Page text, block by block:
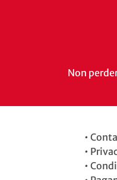
Non
•
•
•